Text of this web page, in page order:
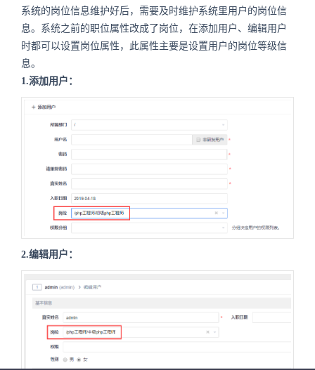
系统的岗位信息维护好后，需要及时维护系统里用户的岗位信
息。系统之前的职位属性改成了岗位，在添加用户、编辑用户
时都可以设置岗位属性，此属性主要是设置用户的岗位等级信
息。
1.添加用户：
2.编辑用户：